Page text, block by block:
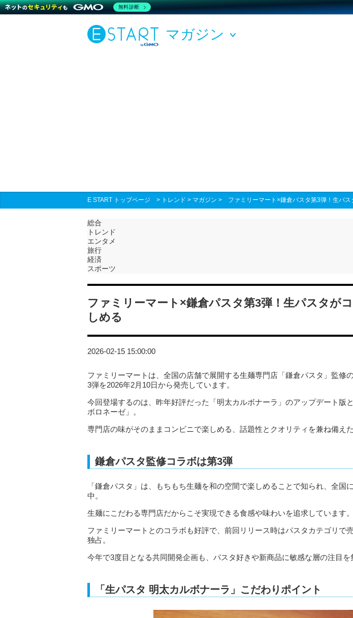
マガジン
E START トップページ > トレンド > マガジン > ファミリーマート×鎌倉パスタ第3弾！生パ
総合
トレンド
エンタメ
旅行
経済
スポーツ
ファミリーマート×鎌倉パスタ第3弾！生パスタが
しめる
2026-02-15 15:00:00
ファミリーマートは、全国の店舗で展開する生麺専門店「鎌倉パスタ」監修
3弾を2026年2月10日から発売しています。
今回登場するのは、昨年好評だった「明太カルボナーラ」のアップデート版
ボロネーゼ」。
専門店の味がそのままコンビニで楽しめる、話題性とクオリティを兼ね備えた
鎌倉パスタ監修コラボは第3弾
「鎌倉パスタ」は、もちもち生麺を和の空間で楽しめることで知られ、全国
中。
生麺にこだわる専門店だからこそ実現できる食感や味わいを追求しています。
ファミリーマートとのコラボも好評で、前回リリース時はパスタカテゴリで
独占。
今年で3度目となる共同開発企画も、パスタ好きや新商品に敏感な層の注目を
「生パスタ 明太カルボナーラ」こだわりポイント
無料診断